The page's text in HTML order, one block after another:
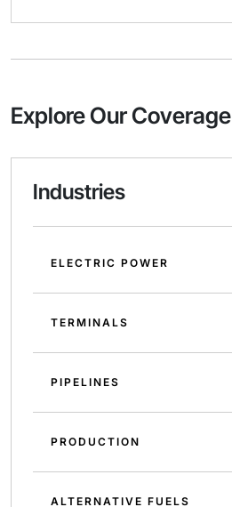
Explore Our Coverage
Industries
ELECTRIC POWER
TERMINALS
PIPELINES
PRODUCTION
ALTERNATIVE FUELS